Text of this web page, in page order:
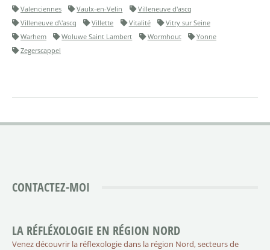
Valenciennes
Vaulx-en-Velin
Villeneuve d'ascq
Villeneuve d\'ascq
Villette Vitalité
Vitry sur Seine
Warhem
Woluwe Saint Lambert Wormhout
Yonne
Zegerscappel
CONTACTEZ-MOI
LA RÉFLÉXOLOGIE EN RÉGION NORD
Venez découvrir la réflexologie dans la région Nord, secteurs de